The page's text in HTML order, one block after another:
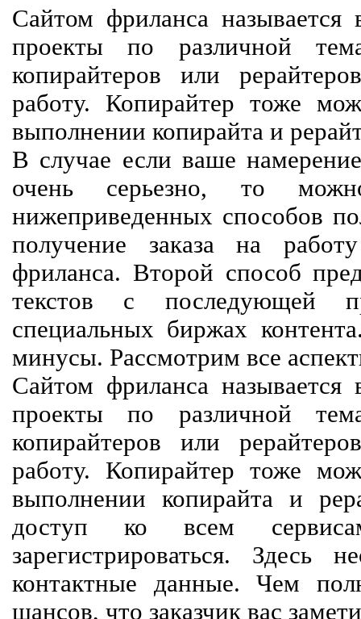
Сайтом фриланса называется
проекты по различной
копирайтеров или
работу. Копирайтер тоже
выполнении копирайта и
В случае если ваше
очень серьезно, то
нижеприведенных способов
получение заказа на
фриланса. Второй способ
текстов с последующей
специальных биржах
минусы. Рассмотрим все
Сайтом фриланса называется
проекты по различной
копирайтеров или
работу. Копирайтер тоже
выполнении копирайта и
доступ ко всем
зарегистрироваться. Здесь
контактные данные. Чем
шансов, что заказчик вас